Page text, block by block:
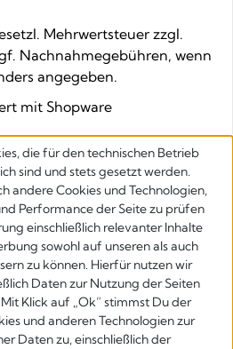
Mehrwertsteuer zzgl.
Nachnahmegebühren, wenn
angegeben.
mit Shopware
die für den technischen Betrieb
sind und stets gesetzt werden.
andere Cookies und Technologien,
Performance der Seite zu prüfen
einschließlich relevanter Inhalte
sowohl auf unseren als auch
zu können. Hierfür nutzen wir
Daten zur Nutzung der Seiten
Klick auf „Ok” stimmst Du der
und anderen Technologien zur
Daten zu, einschließlich der